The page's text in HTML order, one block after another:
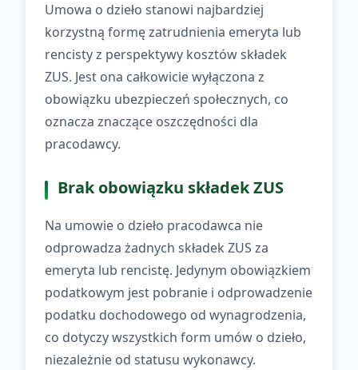
Umowa o dzieło stanowi najbardziej
korzystną formę zatrudnienia emeryta lub
rencisty z perspektywy kosztów składek
ZUS. Jest ona całkowicie wyłączona z
obowiązku ubezpieczeń społecznych, co
oznacza znaczące oszczędności dla
pracodawcy.
Brak obowiązku składek ZUS
Na umowie o dzieło pracodawca nie
odprowadza żadnych składek ZUS za
emeryta lub rencistę. Jedynym obowiązkiem
podatkowym jest pobranie i odprowadzenie
podatku dochodowego od wynagrodzenia,
co dotyczy wszystkich form umów o dzieło,
niezależnie od statusu wykonawcy.